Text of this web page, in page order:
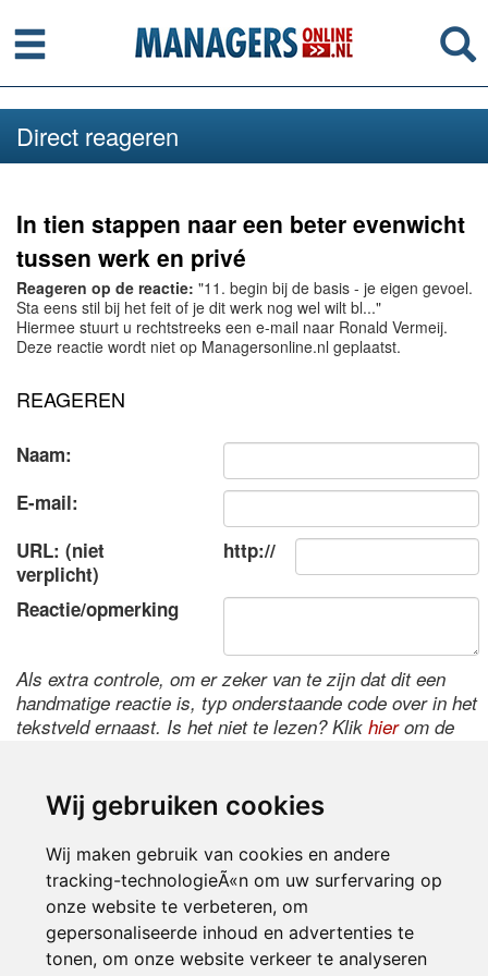
Wij gebruiken cookies
Wij maken gebruik van cookies en andere
tracking-technologieÃ«n om uw surfervaring op
onze website te verbeteren, om
gepersonaliseerde inhoud en advertenties te
tonen, om onze website verkeer te analyseren
Menu
Direct reageren
In tien stappen naar een beter evenwicht
tussen werk en privé
Reageren op de reactie: "11. begin bij de basis - je eigen gevoel.
Sta eens stil bij het feit of je dit werk nog wel wilt bl..."
Hiermee stuurt u rechtstreeks een e-mail naar Ronald Vermeij.
Deze reactie wordt niet op Managersonline.nl geplaatst.
REAGEREN
Naam:
E-mail:
URL: (niet
verplicht)
http://
Reactie/opmerking
Als extra controle, om er zeker van te zijn dat dit een
handmatige reactie is, typ onderstaande code over in het
tekstveld ernaast. Is het niet te lezen? Klik hierom de